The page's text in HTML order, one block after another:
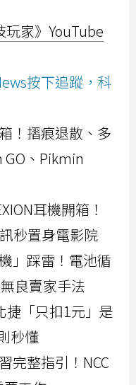
玩家》YouTube
按下追蹤，科
！摺痕退散、多
、Pikmin
耳機開箱！
秒置身電影院
」踩雷！電池循
良賣家手法
捷「只扣1元」是
秒懂
完整指引！NCC